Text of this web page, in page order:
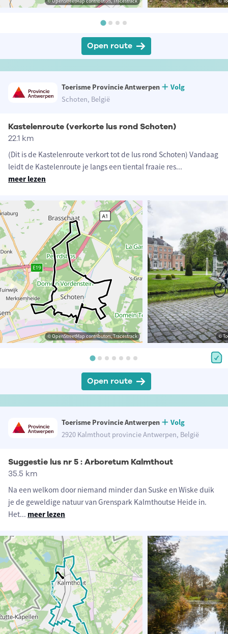
Open route
Toerisme Provincie Antwerpen
Volg
Schoten, België
Kastelenroute (verkorte lus rond Schoten)
22.1 km
(Dit is de Kastelenroute verkort tot de lus rond Schoten) Vandaag
leidt de Kastelenroute je langs een tiental fraaie res...
meer lezen
© OpenStreetMap contributors, Tracestrack ©
Open route
Toerisme Provincie Antwerpen
Volg
2920 Kalmthout provincie Antwerpen, België
Suggestie lus nr 5 : Arboretum Kalmthout
35.5 km
Na een welkom door niemand minder dan Suske en Wiske duik
je de geweldige natuur van Grenspark Kalmthoutse Heide in.
Het... meer lezen